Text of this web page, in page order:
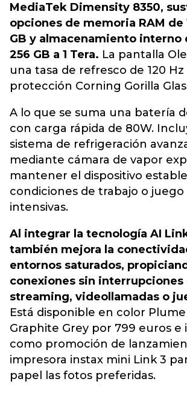
MediaTek Dimensity 8350,
opciones de memoria RAM de
GB y almacenamiento interno
256 GB a 1 Tera. La pantalla
una tasa de refresco de 120
protección Corning Gorilla
A lo que se suma una batería
con carga rápida de 80W.
sistema de refrigeración
mediante cámara de vapor
mantener el dispositivo
condiciones de trabajo o
intensivas.
Al integrar la tecnología AI
también mejora la
entornos saturados,
conexiones sin interrupciones
streaming, videollamadas o
Está disponible en color
Graphite Grey por 799 euros e
como promoción de
impresora instax mini Link 3
papel las fotos preferidas.